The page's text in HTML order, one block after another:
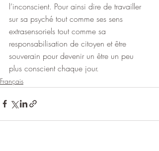
l’inconscient. Pour ainsi dire de travailler
sur sa psyché tout comme ses sens
extrasensoriels tout comme sa
responsabilisation de citoyen et être
souverain pour devenir un être un peu
plus conscient chaque jour.
Français